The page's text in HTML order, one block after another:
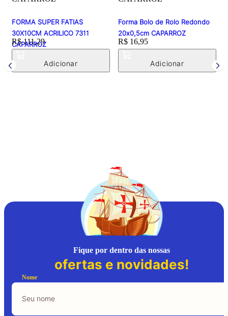
FORMA SUPER FATIAS
30X10CM ACRILICO 7311
CAPARROZ
Price:
R$ 111,29
Forma Bolo de Rolo Redondo
20x0,5cm CAPARROZ
Price:
R$ 16,95
Fique por dentro das nossas
ofertas e novidades!
Nome